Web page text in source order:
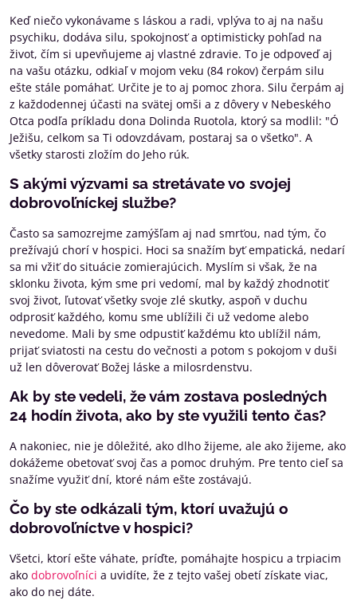
Keď niečo vykonávame s láskou a radi, vplýva to aj na našu
psychiku, dodáva silu, spokojnosť a optimisticky pohľad na
život, čím si upevňujeme aj vlastné zdravie. To je odpoveď aj
na vašu otázku, odkiaľ v mojom veku (84 rokov) čerpám silu
ešte stále pomáhať. Určite je to aj pomoc zhora. Silu čerpám aj
z každodennej účasti na svätej omši a z dôvery v Nebeského
Otca podľa príkladu dona Dolinda Ruotola, ktorý sa modlil: "Ó
Ježišu, celkom sa Ti odovzdávam, postaraj sa o všetko". A
všetky starosti zložím do Jeho rúk.
S akými výzvami sa stretávate vo svojej
dobrovoľníckej službe?
Často sa samozrejme zamýšľam aj nad smrťou, nad tým, čo
prežívajú chorí v hospici. Hoci sa snažím byť empatická, nedarí
sa mi vžiť do situácie zomierajúcich. Myslím si však, že na
sklonku života, kým sme pri vedomí, mal by každý zhodnotiť
svoj život, ľutovať všetky svoje zlé skutky, aspoň v duchu
odprosiť každého, komu sme ublížili či už vedome alebo
nevedome. Mali by sme odpustiť každému kto ublížil nám,
prijať sviatosti na cestu do večnosti a potom s pokojom v duši
už len dôverovať Božej láske a milosrdenstvu.
Ak by ste vedeli, že vám zostava posledných
24 hodín života, ako by ste využili tento čas?
A nakoniec, nie je dôležité, ako dlho žijeme, ale ako žijeme, ako
dokážeme obetovať svoj čas a pomoc druhým. Pre tento cieľ sa
snažíme využiť dní, ktoré nám ešte zostávajú.
Čo by ste odkázali tým, ktorí uvažujú o
dobrovoľníctve v hospici?
Všetci, ktorí ešte váhate, príďte, pomáhajte hospicu a trpiacim
ako dobrovoľníci a uvidíte, že z tejto vašej obetí získate viac,
ako do nej dáte.